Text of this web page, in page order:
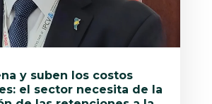
y suben los costos
el sector necesita de la